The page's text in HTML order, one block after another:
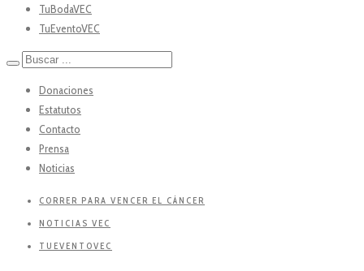
TuBodaVEC
TuEventoVEC
Donaciones
Estatutos
Contacto
Prensa
Noticias
CORRER PARA VENCER EL CÁNCER
NOTICIAS VEC
TUEVENTOVEC